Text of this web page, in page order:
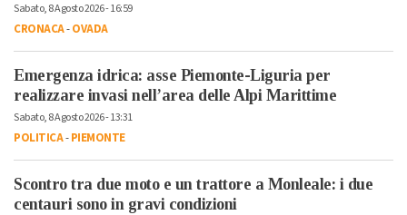
Sabato, 8 Agosto 2026 - 16:59
CRONACA-OVADA
Emergenza idrica: asse Piemonte-Liguria per
realizzare invasi nell’area delle Alpi Marittime
Sabato, 8 Agosto 2026 - 13:31
POLITICA-PIEMONTE
Scontro tra due moto e un trattore a Monleale: i due
centauri sono in gravi condizioni